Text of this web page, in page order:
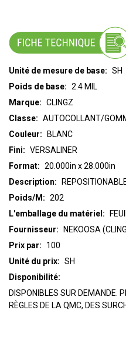
Classe: AUTOCOLLANT/
Couleur:
BLANC
Description:
Fini: VERSALINER
Fournisseur: NEKOOSA
L'emballage du matériel:
Marque: CLINGZ
Poids de base: 2.4 MIL
Poids/M: 202
Unité de mesure de base: SH
Prix par:
100
Unité du prix: SH
Format: 20.000in x 28.000in
Disponibilité:
DISPONIBLES SUR DEMANDE.
RÈGLES DE LA QMC, DES